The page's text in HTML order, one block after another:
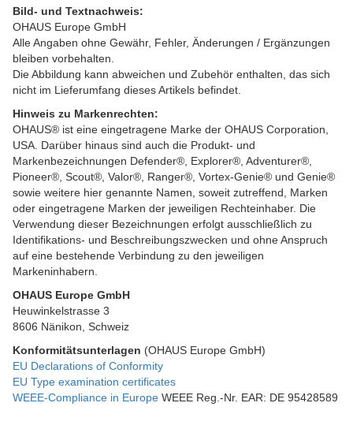
Bild- und Textnachweis:
OHAUS Europe GmbH
Alle Angaben ohne Gewähr, Fehler, Änderungen / Ergänzungen
bleiben vorbehalten.
Die Abbildung kann abweichen und Zubehör enthalten, das sich
nicht im Lieferumfang dieses Artikels befindet.
Hinweis zu Markenrechten:
OHAUS® ist eine eingetragene Marke der OHAUS Corporation,
USA. Darüber hinaus sind auch die Produkt- und
Markenbezeichnungen Defender®, Explorer®, Adventurer®,
Pioneer®, Scout®, Valor®, Ranger®, Vortex-Genie® und Genie®
sowie weitere hier genannte Namen, soweit zutreffend, Marken
oder eingetragene Marken der jeweiligen Rechteinhaber. Die
Verwendung dieser Bezeichnungen erfolgt ausschließlich zu
Identifikations- und Beschreibungszwecken und ohne Anspruch
auf eine bestehende Verbindung zu den jeweiligen
Markeninhabern.
OHAUS Europe GmbH
Heuwinkelstrasse 3
8606 Nänikon, Schweiz
Konformitätsunterlagen (OHAUS Europe GmbH)
EU Declarations of Conformity
EU Type examination certificates
WEEE-Compliance in Europe WEEE Reg.-Nr. EAR: DE 95428589